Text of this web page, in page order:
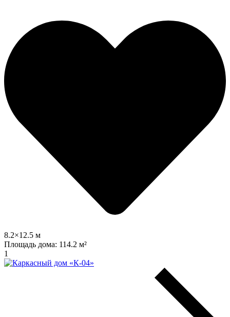
8.2×12.5 м
Площадь дома: 114.2 м²
1